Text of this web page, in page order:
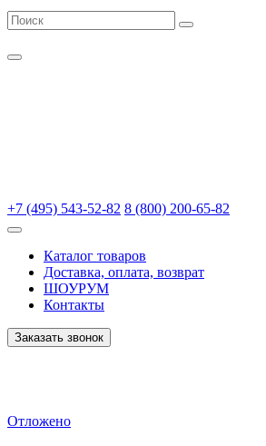
+7 (495) 543-52-82 8 (800) 200-65-82
Каталог товаров
Доставка, оплата, возврат
ШОУРУМ
Контакты
Заказать звонок
Отложено